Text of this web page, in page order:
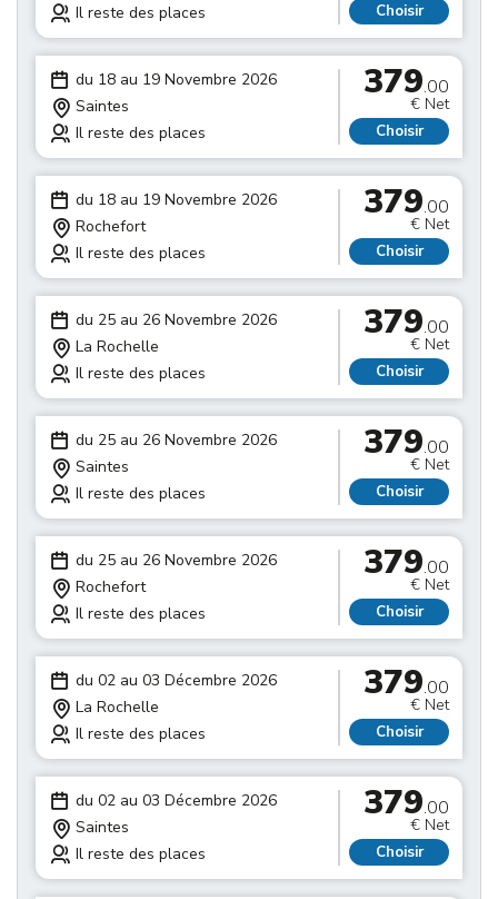
Il reste des places
Choisir
du 18 au 19 Novembre 2026
Saintes
Il reste des places
379.00
€ Net
Choisir
du 18 au 19 Novembre 2026
Rochefort
Il reste des places
379.00
€ Net
Choisir
du 25 au 26 Novembre 2026
La Rochelle
Il reste des places
379.00
€ Net
Choisir
du 25 au 26 Novembre 2026
Saintes
Il reste des places
379.00
€ Net
Choisir
du 25 au 26 Novembre 2026
Rochefort
Il reste des places
379.00
€ Net
Choisir
du 02 au 03 Décembre 2026
La Rochelle
Il reste des places
379.00
€ Net
Choisir
du 02 au 03 Décembre 2026
Saintes
Il reste des places
379.00
€ Net
Choisir